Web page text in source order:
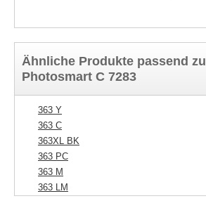
Ähnliche Produkte passend
Photosmart C 7283
363 Y
363 C
363XL BK
363 PC
363 M
363 LM